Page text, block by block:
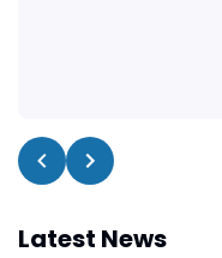
Latest News